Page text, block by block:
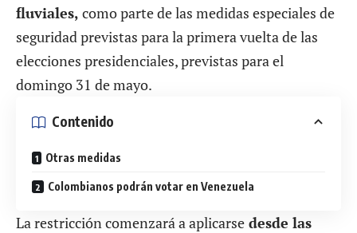
fluviales, como parte de las medidas especiales de
seguridad previstas para la primera vuelta de las
elecciones presidenciales, previstas para el
domingo 31 de mayo.
Contenido
Otras medidas
Colombianos podrán votar en Venezuela
La restricción comenzará a aplicarse desde las